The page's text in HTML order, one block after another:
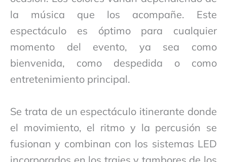
la música que los acompañe. Este
espectáculo es óptimo para cualquier
momento del evento, ya sea como
bienvenida, como despedida o como
entretenimiento principal.
Se trata de un espectáculo itinerante donde
el movimiento, el ritmo y la percusión se
fusionan y combinan con los sistemas LED